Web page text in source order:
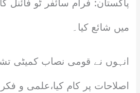
پاکستان: فرام سائفر ٹو فائنل
میں شائع کیا۔
انہوں نے قومی نصاب کمیٹی
اصلاحات پر کام کیا،علمی و